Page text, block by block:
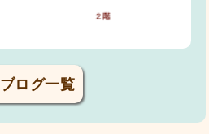
ブログ一覧